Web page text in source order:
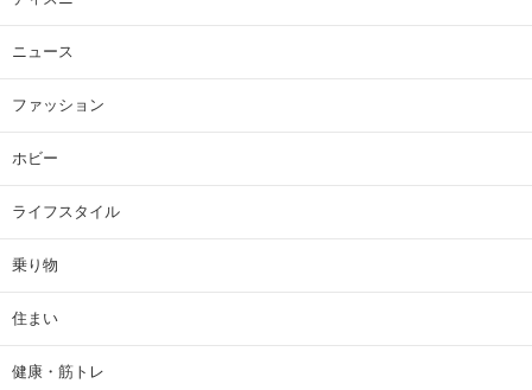
ニュース
ファッション
ホビー
ライフスタイル
乗り物
住まい
健康・筋トレ